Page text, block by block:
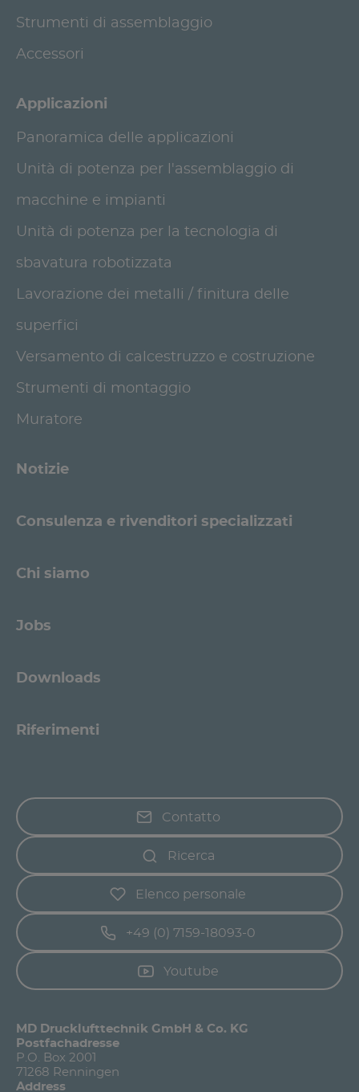
Strumenti di assemblaggio
Accessori
Applicazioni
Panoramica delle applicazioni
Unità di potenza per l'assemblaggio di
macchine e impianti
Unità di potenza per la tecnologia di
sbavatura robotizzata
Lavorazione dei metalli / finitura delle
superfici
Versamento di calcestruzzo e costruzione
Strumenti di montaggio
Muratore
Notizie
Consulenza e rivenditori specializzati
Chi siamo
Jobs
Downloads
Riferimenti
Contatto
Ricerca
Elenco personale
+49 (0) 7159-18093-0
Youtube
MD Drucklufttechnik GmbH & Co. KG
Postfachadresse
P.O. Box 2001
71268 Renningen
Address